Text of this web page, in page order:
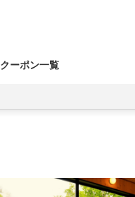
クーポン一覧